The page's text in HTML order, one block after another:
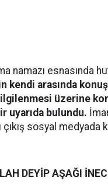
namazı esnasında
kendi arasında
üzerine
uyarıda bulundu.
çıkış sosyal medyada
DEYİP AŞAĞI